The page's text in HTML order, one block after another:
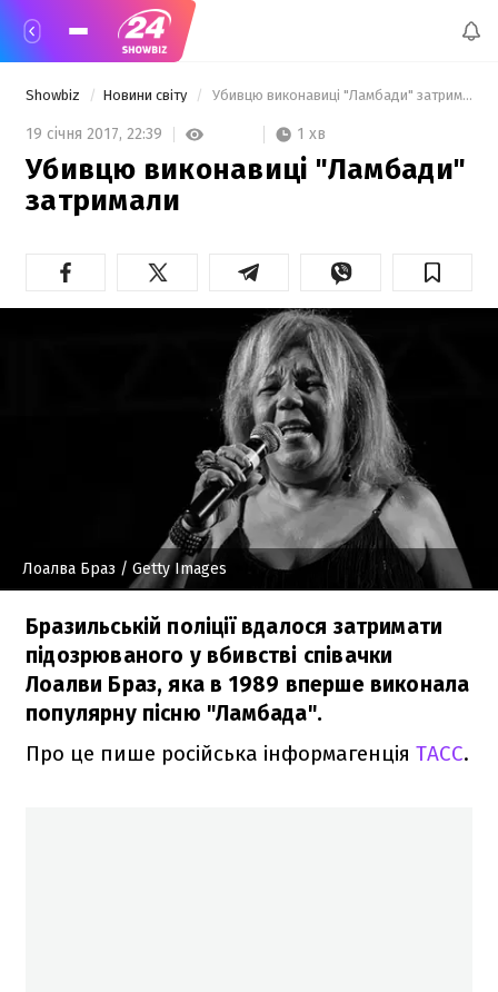
Showbiz Новини світу Убивцю виконавиці "Ламбади" затримали
19 січня 2017, 22:39 1 хв
Убивцю виконавиці "Ламбади"
затримали
Лоалва Браз / Getty Images
Бразильській поліції вдалося затримати
підозрюваного у вбивстві співачки
Лоалви Браз, яка в 1989 вперше виконала
популярну пісню "Ламбада".
Про це пише російська інформагенція ТАСС.